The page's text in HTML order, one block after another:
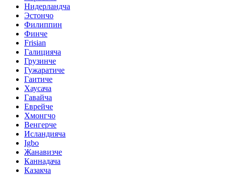
Нидерландча
Эстончо
Филиппин
Финче
Frisian
Галицияча
Грузинче
Гужаратиче
Гаитиче
Хаусача
Гавайча
Еврейче
Хмонгчо
Венгерче
Исландияча
Igbo
Жанавизче
Каннадача
Казакча